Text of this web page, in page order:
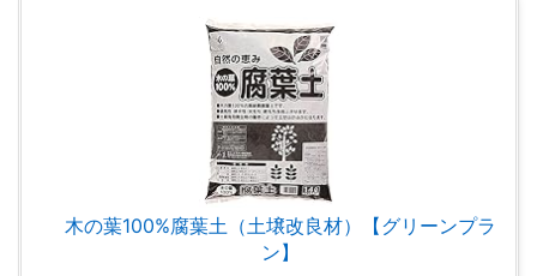
木の葉100%腐葉土（土壌改良材）【グリーンプラ
ン】